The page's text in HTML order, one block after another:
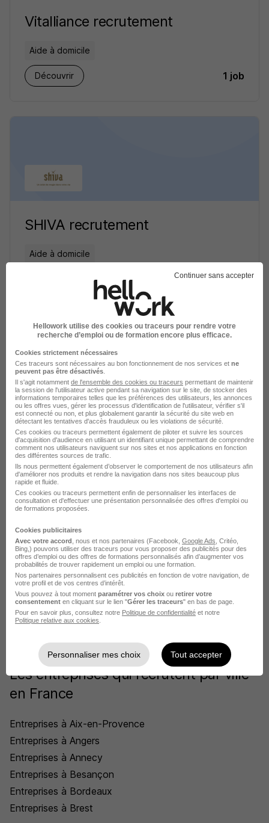
Vitalliance recrutement
Aide à domicile
Découvrir 1 job
SHIVA recrutement
Aide à domicile
1 job
GROUPE SAINT-GOBAIN
recrutement
Matériaux de construction
Découvrir 1 job
Les Entreprises qui recrutent le plus à
Émerchicourt
Les entreprises qui recrutent par ville
en France
Entreprises à Aix-en-Provence
Entreprises à Angers
Entreprises à Annecy
Entreprises à Besançon
Entreprises à Bordeaux
Entreprises à Brest
Continuer sans accepter
Hellowork utilise des cookies ou traceurs pour rendre votre
recherche d’emploi ou de formation encore plus efficace.
Cookies strictement nécessaires
Ces traceurs sont nécessaires au bon fonctionnement de nos services et ne
peuvent pas être désactivés
Il s'agit notamment de l'ensemble des cookies ou traceurs permettant de maintenir
la session de l'utilisateur active pendant sa navigation sur le site, de stocker des
informations temporaires telles que les préférences des utilisateurs, les annonces
ou les offres vues, gérer les processus d'identification de l'utilisateur, vérifier s'il
est connecté ou non, et plus globalement garantir la sécurité du site web en
détectant les tentatives d'accès frauduleux ou les violations de sécurité.
Ces cookies ou traceurs permettent également de piloter et suivre les sources
d'acquisition d'audience en utilisant un identifiant unique permettant de comprendre
comment nos utilisateurs naviguent sur nos sites et nos applications en fonction
des différentes sources de trafic.
Ils nous permettent également d’observer le comportement de nos utilisateurs afin
d'améliorer nos produits et rendre la navigation dans nos sites beaucoup plus
rapide et fluide.
Ces cookies ou traceurs permettent enfin de personnaliser les interfaces de
consultation et d'effectuer une présentation personnalisée des offres d'emploi ou
de formations proposées.
Cookies publicitaires
Avec votre accord , nous et nos partenaires (Facebook, Google Ads , Critéo,
Bing,) pouvons utiliser des traceurs pour vous proposer des publicités pour des
offres d’emploi ou des offres de formations personnalisés afin d’augmenter vos
probabilités de trouver rapidement un emploi ou une formation.
Nos partenaires personnalisent ces publicités en fonction de votre navigation, de
votre profil et de vos centres d’intérêt.
Vous pouvez à tout moment paramétrer vos choix ou retirer votre
consentement en cliquant sur le lien "Gérer les traceurs" en bas de page.
Pour en savoir plus, consultez notre Politique de confidentialité et notre
Politique relative aux cookies
Personnaliser mes choix Tout accepter